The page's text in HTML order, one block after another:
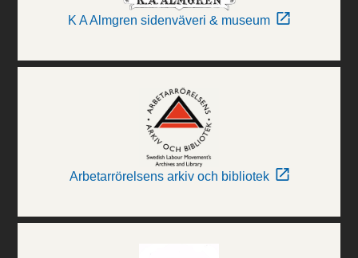
K A Almgren sidenväveri & museum
Arbetarrörelsens arkiv och bibliotek